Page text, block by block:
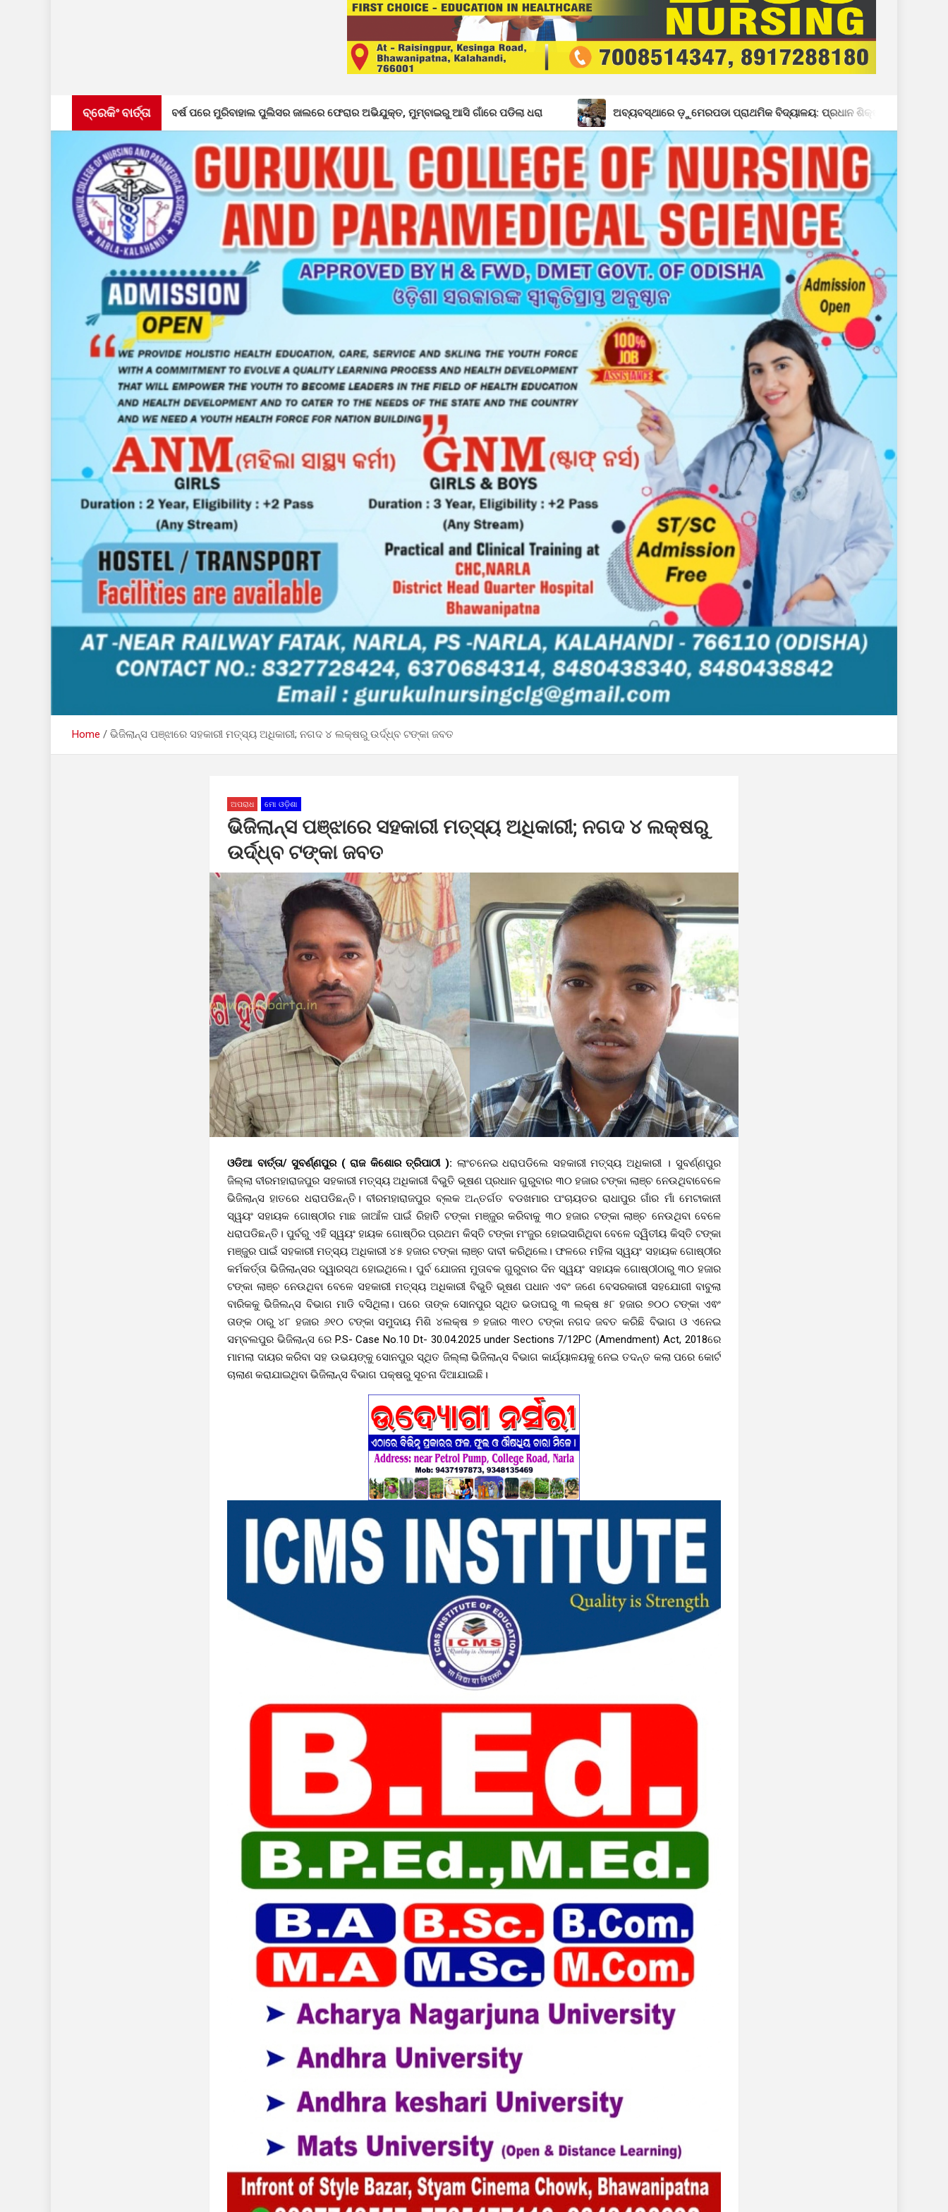
ବ୍ରେକିଂ ବାର୍ତ୍ତା
୮ ବର୍ଷ ପରେ ମୁରିବାହାଲ ପୁଲିସର ଜାଲରେ ଫେରାର ଅଭିଯୁକ୍ତ, ମୁମ୍ବାଇରୁ ଆସି ଗାଁରେ ପଡିଲା ଧରା ଅବ୍ୟବସ୍ଥାରେ ଡ଼ୁମେରପଡା ପ୍ରାଥମିକ ବିଦ୍ୟାଳୟ: ପ୍ରଧାନ ଶିକ୍ଷକଙ୍କ ମନମାନି ଯୋଗୁଁ ଶ୍ରେଣୀ କୋଠରୀରେ
Home ଭିଜିଲାନ୍ସ ପଞ୍ଝାରେ ସହକାରୀ ମତ୍ସ୍ୟ ଅଧିକାରୀ; ନଗଦ ୪ ଲକ୍ଷରୁ ଉର୍ଦ୍ଧ୍ବ ଟଙ୍କା ଜବତ
ଅପରାଧ ମୋ ଓଡ଼ିଶା
ଭିଜିଲାନ୍ସ ପଞ୍ଝାରେ ସହକାରୀ ମତ୍ସ୍ୟ ଅଧିକାରୀ; ନଗଦ ୪ ଲକ୍ଷରୁ
ଉର୍ଦ୍ଧ୍ବ ଟଙ୍କା ଜବତ
ଓଡିଆ ବାର୍ତ୍ତା/ ସୁବର୍ଣ୍ଣପୁର ( ରାଜ କିଶୋର ତ୍ରିପାଠୀ ): ଲାଂଚନେଇ ଧରାପଡିଲେ ସହକାରୀ ମତ୍ସ୍ୟ ଅଧିକାରୀ । ସୁବର୍ଣ୍ଣପୁର
ଜିଲ୍ଲା ବୀରମହାରାଜପୁର ସହକାରୀ ମତ୍ସ୍ୟ ଅଧିକାରୀ ବିଭୁତି ଭୂଷଣ ପ୍ରଧାନ ଗୁରୁବାର ୩୦ ହଜାର ଟଙ୍କା ଲାଞ୍ଚ ନେଉଥିବାବେଳେ
ଭିଜିଲାନ୍ସ ହାତରେ ଧରାପଡିଛନ୍ତି। ବୀରମହାରାଜପୁର ବ୍ଲକ ଅନ୍ତର୍ଗତ ବଡଖମାର ପଂଚାୟତର ରାଧାପୁର ଗାଁର ମାଁ ମେଟାକାନୀ
ସ୍ୱୟଂ ସହାୟକ ଗୋଷ୍ଠୀର ମାଛ ଜାଆଁଳ ପାଇଁ ରିହାତିି ଟଙ୍କା ମଞ୍ଜୁର କରିବାକୁ ୩୦ ହଜାର ଟଙ୍କା ଲାଞ୍ଚ ନେଉଥିବା ବେଳେ
ଧରାପଡିଛନ୍ତି। ପୁର୍ବରୁ ଏହି ସ୍ୱୟଂ ହାୟକ ଗୋଷ୍ଠିର ପ୍ରଥମ କିସ୍ତି ଟଙ୍କା ମଂଜୁର ହୋଇସାରିଥିବା ବେଳେ ଦ୍ୱିତୀୟ କିସ୍ତି ଟଙ୍କା
ମଞ୍ଜୁର ପାଇଁ ସହକାରୀ ମତ୍ସ୍ୟ ଅଧିକାରୀ ୪୫ ହଜାର ଟଙ୍କା ଲାଞ୍ଚ ଦାବୀ କରିଥିଲେ। ଫଳରେ ମହିଳା ସ୍ୱୟଂ ସହାୟକ ଗୋଷ୍ଠୀର
କର୍ମକର୍ତ୍ତା ଭିଜିଲାନ୍ସର ଦ୍ୱାରସ୍ଥ ହୋଇଥିଲେ। ପୁର୍ବ ଯୋଜନା ମୁତାବକ ଗୁରୁବାର ଦିନ ସ୍ୱୟଂ ସହାୟକ ଗୋଷ୍ଠୀଠାରୁ ୩୦ ହଜାର
ଟଙ୍କା ଲାଞ୍ଚ ନେଉଥିବା ବେଳେ ସହକାରୀ ମତ୍ସ୍ୟ ଅଧିକାରୀ ବିଭୁତି ଭୂଷଣ ପଧାନ ଏବଂ ଜଣେ ବେସରକାରୀ ସହଯୋଗୀ ବାବୁଲା
ବାରିକକୁ ଭିଜିଲନ୍ସ ବିଭାଗ ମାଡି ବସିଥିଲା। ପରେ ତାଙ୍କ ସୋନପୁର ସ୍ଥିତ ଭଡାଘରୁ ୩ ଲକ୍ଷ ୫୮ ହଜାର ୭୦୦ ଟଙ୍କା ଏଵଂ
ତାଙ୍କ ଠାରୁ ୪୮ ହଜାର ୬୧୦ ଟଙ୍କା ସମୁଦାୟ ମିଶି ୪ଲକ୍ଷ ୭ ହଜାର ୩୧୦ ଟଙ୍କା ନଗଦ ଜବତ କରିଛି ବିଭାଗ ଓ ଏନେଇ
ସମ୍ବଲପୁର ଭିଜିଲାନ୍ସ ରେ P.S- Case No.10 Dt- 30.04.2025 under Sections 7/12PC (Amendment) Act, 2018ରେ
ମାମଲା ଦାୟର କରିବା ସହ ଉଭୟଙ୍କୁ ସୋନପୁର ସ୍ଥିତ ଜିଲ୍ଲା ଭିଜିଲାନ୍ସ ବିଭାଗ କାର୍ଯ୍ୟାଳୟକୁ ନେଇ ତଦନ୍ତ କଲା ପରେ କୋର୍ଟ
ଚାଲାଣ କରାଯାଇଥିବା ଭିଜିଲାନ୍ସ ବିଭାଗ ପକ୍ଷରୁ ସୂଚନା ଦିଆଯାଇଛି।